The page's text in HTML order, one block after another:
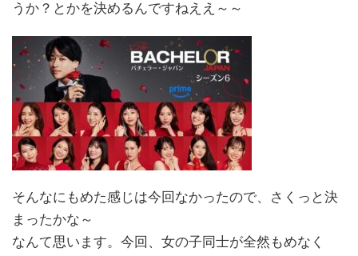
うか？とかを決めるんですねええ～～
そんなにもめた感じは今回なかったので、さくっと決
まったかな～
なんて思います。今回、女の子同士が全然もめなく